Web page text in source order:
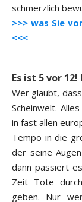
schmerzlich
>>> was Sie
<<<
Es ist 5 vor
Wer glaubt,
Scheinwelt.
in fast allen
Tempo in die
der seine
dann passiert
Zeit Tote
geben. Nur